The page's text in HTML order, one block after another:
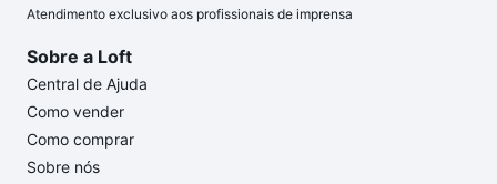
Atendimento exclusivo aos profissionais de imprensa
Sobre a Loft
Central de Ajuda
Como vender
Como comprar
Sobre nós